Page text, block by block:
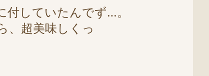
していたんでず…。
、超美味しくっ